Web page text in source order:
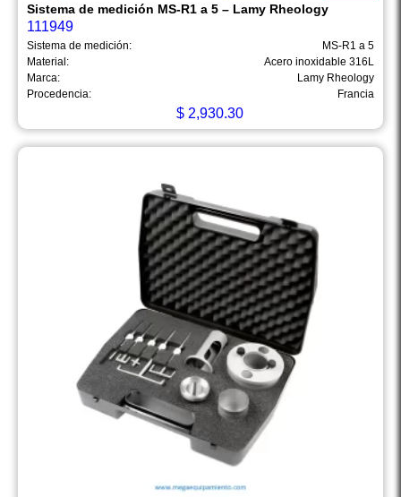
Sistema de medición MS-R1 a 5 – Lamy Rheology
111949
Sistema de medición:
MS-R1 a 5
Material:
Acero inoxidable 316L
Marca:
Lamy Rheology
Procedencia:
Francia
$2,930.30